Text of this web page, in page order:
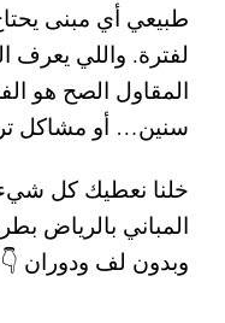
طبيعي أي مبنى
لفترة. واللي يعرف
المقاول الصح هو
سنين… أو مشاكل
خلنا نعطيك كل
المباني بالرياض
وبدون لف ودوران 👇